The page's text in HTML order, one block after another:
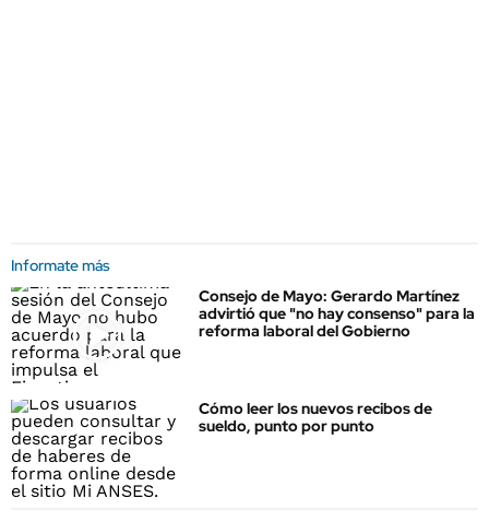
Informate más
Consejo de Mayo: Gerardo Martínez
advirtió que "no hay consenso" para la
reforma laboral del Gobierno
Cómo leer los nuevos recibos de
sueldo, punto por punto